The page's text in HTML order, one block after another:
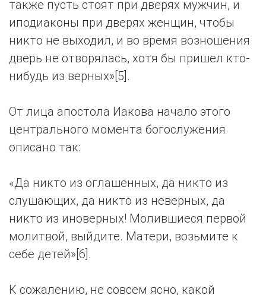
также пусть стоят при дверях мужчин, и
иподиаконы при дверях женщин, чтобы
никто не выходил, и во время возношения
дверь не отворялась, хотя бы пришел кто-
нибудь из верных»[5].
От лица апостола Иакова начало этого
центрального момента богослужения
описано так:
«Да никто из оглашенных, да никто из
слушающих, да никто из неверных, да
никто из иноверных! Молившиеся первой
молитвой, выйдите. Матери, возьмите к
себе детей»[6].
К сожалению, не совсем ясно, какой